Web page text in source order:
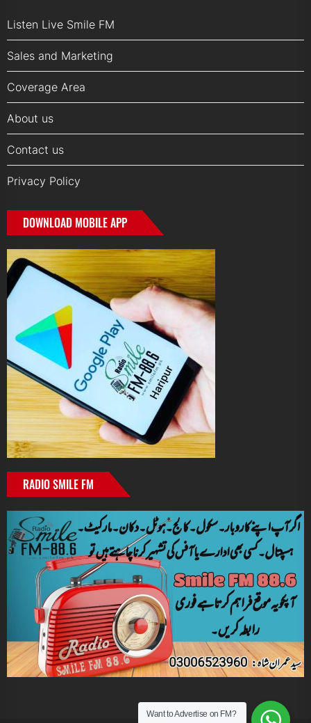
Listen Live Smile FM
Sales and Marketing
Coverage Area
About us
Contact us
Privacy Policy
DOWNLOAD MOBILE APP
RADIO SMILE FM
Want to Advertise on FM?